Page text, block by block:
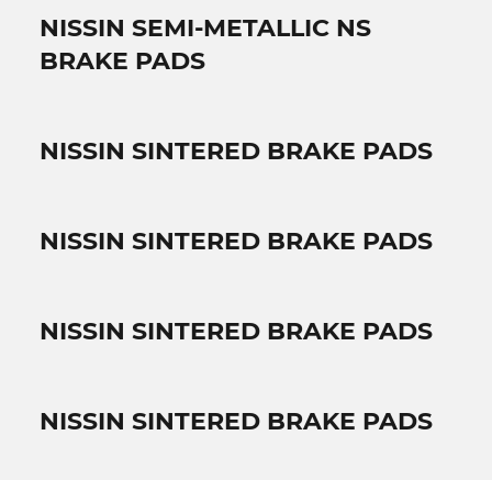
NISSIN SEMI-METALLIC NS
BRAKE PADS
NISSIN SINTERED BRAKE PADS
NISSIN SINTERED BRAKE PADS
NISSIN SINTERED BRAKE PADS
NISSIN SINTERED BRAKE PADS